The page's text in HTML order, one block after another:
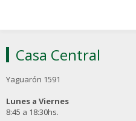
Casa Central
Yaguarón 1591
Lunes a Viernes
8:45 a 18:30hs.